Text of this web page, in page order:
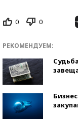
0 0
РЕКОМЕНДУЕМ: